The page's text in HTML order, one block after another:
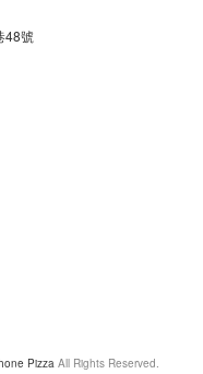
48號
Pizza All Rights Reserved.